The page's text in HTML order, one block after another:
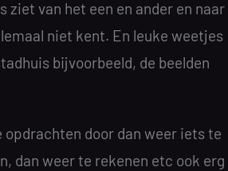
ziet van het een en ander en naar
niet kent. En leuke weetjes
bijvoorbeeld, de beelden
door dan weer iets te
dan weer te rekenen etc ook erg